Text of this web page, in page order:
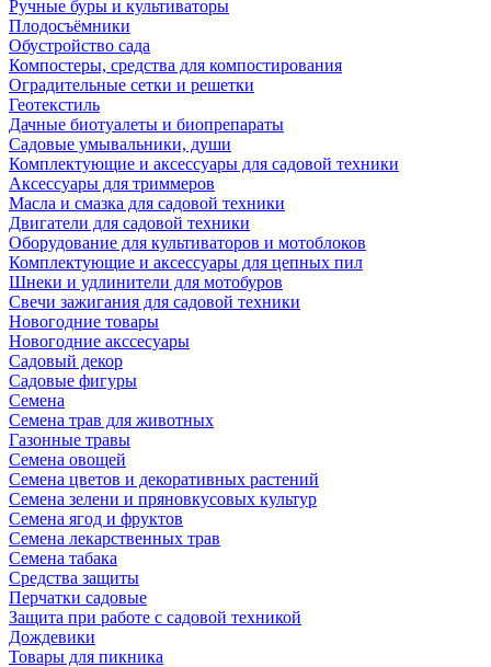
Ручные буры и культиваторы
Плодосъёмники
Обустройство сада
Компостеры, средства для компостирования
Оградительные сетки и решетки
Геотекстиль
Дачные биотуалеты и биопрепараты
Садовые умывальники, души
Комплектующие и аксессуары для садовой техники
Аксессуары для триммеров
Масла и смазка для садовой техники
Двигатели для садовой техники
Оборудование для культиваторов и мотоблоков
Комплектующие и аксессуары для цепных пил
Шнеки и удлинители для мотобуров
Свечи зажигания для садовой техники
Новогодние товары
Новогодние акссесуары
Садовый декор
Садовые фигуры
Семена
Семена трав для животных
Газонные травы
Семена овощей
Семена цветов и декоративных растений
Семена зелени и пряновкусовых культур
Семена ягод и фруктов
Семена лекарственных трав
Семена табака
Средства защиты
Перчатки садовые
Защита при работе с садовой техникой
Дождевики
Товары для пикника